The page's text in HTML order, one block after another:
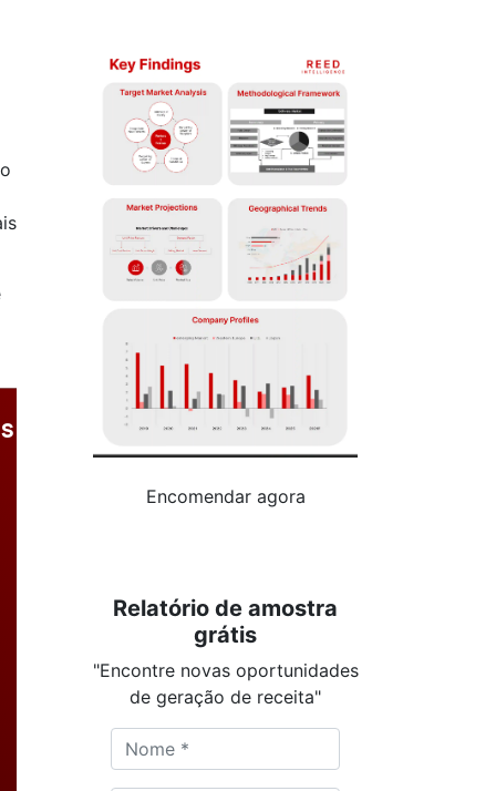
Encomendar agora
Relatório de amostra
grátis
"Encontre novas oportunidades
de geração de receita"